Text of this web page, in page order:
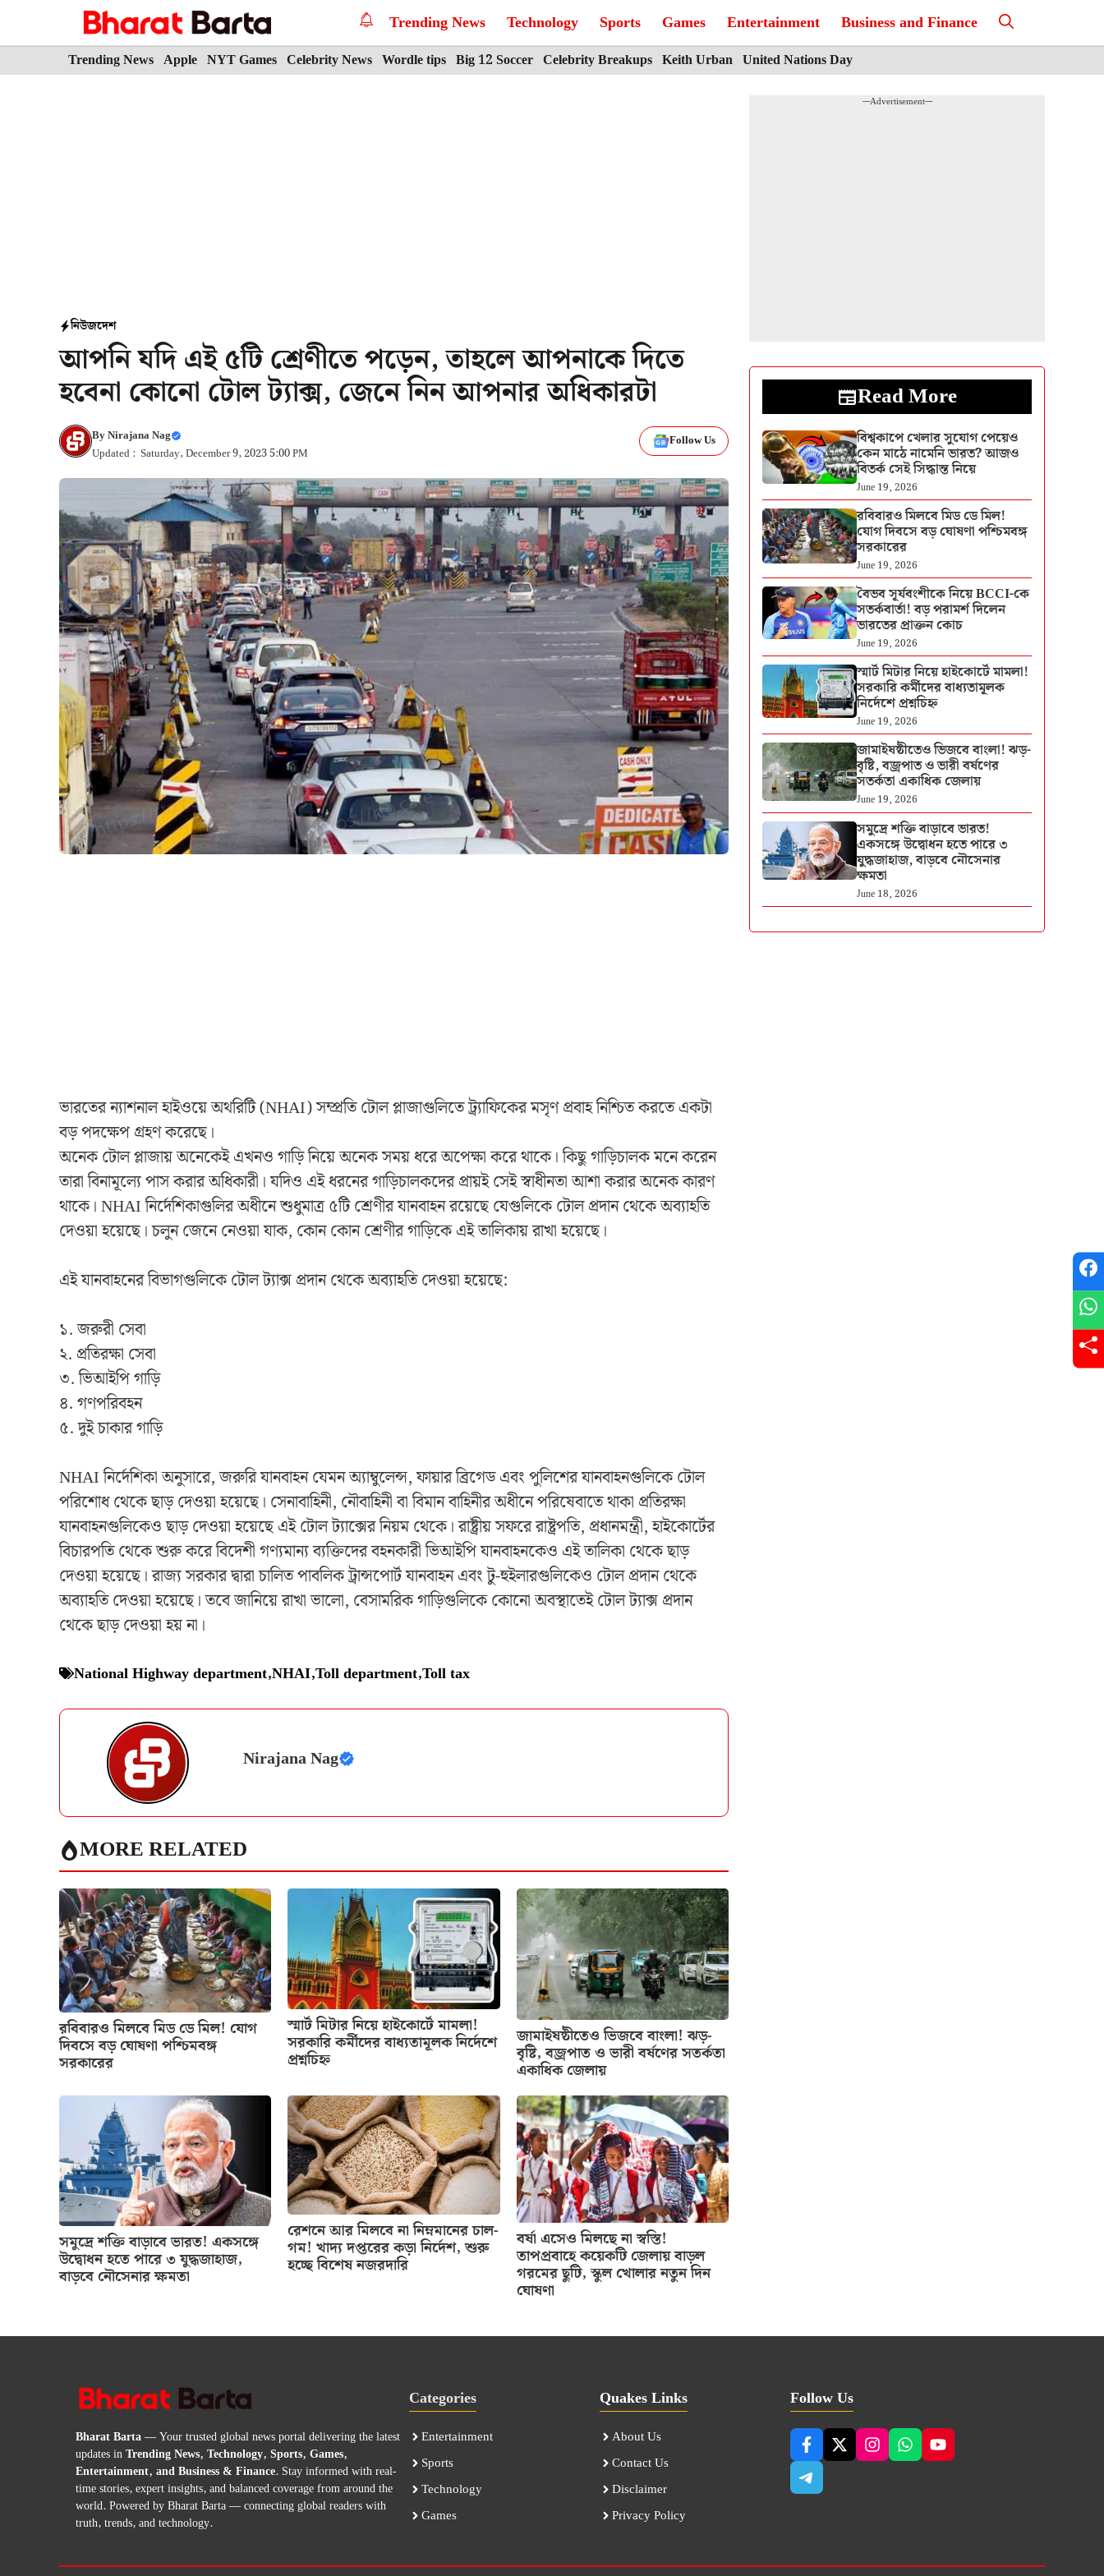
Trending News Technology Sports Games Entertainment Business and Finance
Trending News Apple NYT Games Celebrity News Wordle tips Big 12 Soccer Celebrity Breakups Keith Urban United Nations Day
নিউজদেশ
আপনি যদি এই ৫টি শ্রেণীতে পড়েন, তাহলে আপনাকে দিতে
হবেনা কোনো টোল ট্যাক্স, জেনে নিন আপনার অধিকারটা
ByNirajana Nag
Updated : Saturday, December 9, 2023 5:00 PM
Follow Us
ভারতের ন্যাশনাল হাইওয়ে অথরিটি (NHAI) সম্প্রতি টোল প্লাজাগুলিতে ট্র্যাফিকের মসৃণ প্রবাহ নিশ্চিত করতে একটা
বড় পদক্ষেপ গ্রহণ করেছে।
অনেক টোল প্লাজায় অনেকেই এখনও গাড়ি নিয়ে অনেক সময় ধরে অপেক্ষা করে থাকে। কিছু গাড়িচালক মনে করেন
তারা বিনামূল্যে পাস করার অধিকারী। যদিও এই ধরনের গাড়িচালকদের প্রায়ই সেই স্বাধীনতা আশা করার অনেক কারণ
থাকে। NHAI নির্দেশিকাগুলির অধীনে শুধুমাত্র ৫টি শ্রেণীর যানবাহন রয়েছে যেগুলিকে টোল প্রদান থেকে অব্যাহতি
দেওয়া হয়েছে। চলুন জেনে নেওয়া যাক, কোন কোন শ্রেণীর গাড়িকে এই তালিকায় রাখা হয়েছে।
এই যানবাহনের বিভাগগুলিকে টোল ট্যাক্স প্রদান থেকে অব্যাহতি দেওয়া হয়েছে:
১. জরুরী সেবা
২. প্রতিরক্ষা সেবা
৩. ভিআইপি গাড়ি
৪. গণপরিবহন
৫. দুই চাকার গাড়ি
NHAI নির্দেশিকা অনুসারে, জরুরি যানবাহন যেমন অ্যাম্বুলেন্স, ফায়ার ব্রিগেড এবং পুলিশের যানবাহনগুলিকে টোল
পরিশোধ থেকে ছাড় দেওয়া হয়েছে। সেনাবাহিনী, নৌবাহিনী বা বিমান বাহিনীর অধীনে পরিষেবাতে থাকা প্রতিরক্ষা
যানবাহনগুলিকেও ছাড় দেওয়া হয়েছে এই টোল ট্যাক্সের নিয়ম থেকে। রাষ্ট্রীয় সফরে রাষ্ট্রপতি, প্রধানমন্ত্রী, হাইকোর্টের
বিচারপতি থেকে শুরু করে বিদেশী গণ্যমান্য ব্যক্তিদের বহনকারী ভিআইপি যানবাহনকেও এই তালিকা থেকে ছাড়
দেওয়া হয়েছে। রাজ্য সরকার দ্বারা চালিত পাবলিক ট্রান্সপোর্ট যানবাহন এবং টু-হুইলারগুলিকেও টোল প্রদান থেকে
অব্যাহতি দেওয়া হয়েছে। তবে জানিয়ে রাখা ভালো, বেসামরিক গাড়িগুলিকে কোনো অবস্থাতেই টোল ট্যাক্স প্রদান
থেকে ছাড় দেওয়া হয় না।
National Highway department,NHAI,Toll department,Toll tax
Nirajana Nag
MORE RELATED
রবিবারও মিলবে মিড ডে মিল! যোগ
দিবসে বড় ঘোষণা পশ্চিমবঙ্গ
সরকারের
স্মার্ট মিটার নিয়ে হাইকোর্টে মামলা!
সরকারি কর্মীদের বাধ্যতামূলক নির্দেশে
প্রশ্নচিহ্ন
জামাইষষ্ঠীতেও ভিজবে বাংলা! ঝড়-
বৃষ্টি, বজ্রপাত ও ভারী বর্ষণের সতর্কতা
একাধিক জেলায়
সমুদ্রে শক্তি বাড়াবে ভারত! একসঙ্গে
উদ্বোধন হতে পারে ৩ যুদ্ধজাহাজ,
বাড়বে নৌসেনার ক্ষমতা
রেশনে আর মিলবে না নিম্নমানের চাল-
গম! খাদ্য দপ্তরের কড়া নির্দেশ, শুরু
হচ্ছে বিশেষ নজরদারি
বর্ষা এসেও মিলছে না স্বস্তি!
তাপপ্রবাহে কয়েকটি জেলায় বাড়ল
গরমের ছুটি, স্কুল খোলার নতুন দিন
ঘোষণা
---Advertisement---
Read More
বিশ্বকাপে খেলার সুযোগ পেয়েও
কেন মাঠে নামেনি ভারত? আজও
বিতর্ক সেই সিদ্ধান্ত নিয়ে
June 19, 2026
রবিবারও মিলবে মিড ডে মিল!
যোগ দিবসে বড় ঘোষণা পশ্চিমবঙ্গ
সরকারের
June 19, 2026
বৈভব সূর্যবংশীকে নিয়ে BCCI-কে
সতর্কবার্তা! বড় পরামর্শ দিলেন
ভারতের প্রাক্তন কোচ
June 19, 2026
স্মার্ট মিটার নিয়ে হাইকোর্টে মামলা!
সরকারি কর্মীদের বাধ্যতামূলক
নির্দেশে প্রশ্নচিহ্ন
June 19, 2026
জামাইষষ্ঠীতেও ভিজবে বাংলা! ঝড়-
বৃষ্টি, বজ্রপাত ও ভারী বর্ষণের
সতর্কতা একাধিক জেলায়
June 19, 2026
সমুদ্রে শক্তি বাড়াবে ভারত!
একসঙ্গে উদ্বোধন হতে পারে ৩
যুদ্ধজাহাজ, বাড়বে নৌসেনার
ক্ষমতা
June 18, 2026
Bharat Barta— Your trusted global news portal delivering the latest
updates inTrending News, Technology, Sports, Games,
Entertainment, and Business & Finance. Stay informed with real-
time stories, expert insights, and balanced coverage from around the
world. Powered by Bharat Barta — connecting global readers with
truth, trends, and technology.
Categories
Entertainment
Sports
Technology
Games
Quakes Links
About Us
Contact Us
Disclaimer
Privacy Policy
Follow Us